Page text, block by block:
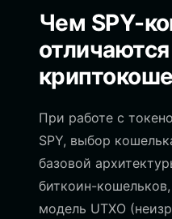
Чем SPY-
При работе с
SPY, выбор
базовой
биткоин-
модель UTXO